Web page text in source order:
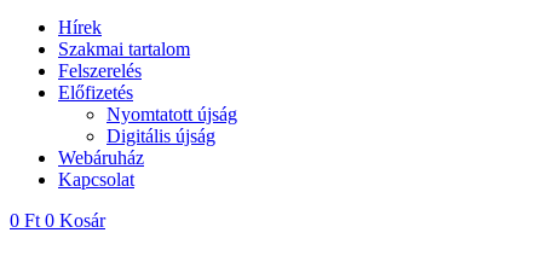
Hírek
Szakmai tartalom
Felszerelés
Előfizetés
Nyomtatott újság
Digitális újság
Webáruház
Kapcsolat
0 Ft 0 Kosár